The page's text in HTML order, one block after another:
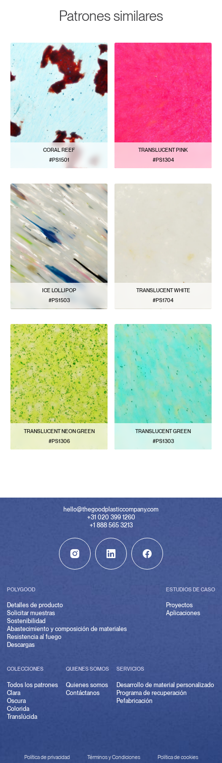
Patrones similares
CORAL REEF
#PS1501
TRANSLUCENT PINK
#PS1304
ICE LOLLIPOP
#PS1503
TRANSLUCENT WHITE
#PS1704
TRANSLUCENT NEON GREEN
#PS1306
TRANSLUCENT GREEN
#PS1303
hello@thegoodplasticcompany.com
+31 020 399 1260
+1 888 565 3213
POLYGOOD
Detalles de producto
Solicitar muestras
Sostenibilidad
Abastecimiento y composición de materiales
Resistencia al fuego
Descargas
ESTUDIOS DE CASO
Proyectos
Aplicaciones
COLECCIONES
Todos los patrones
Clara
Oscura
Colorida
Translúcida
QUIENES SOMOS
Quienes somos
Contáctanos
SERVICIOS
Desarrollo de material personalizado
Programa de recuperación
Pefabricación
Política de privacidad Términos y Condiciones Política de cookies